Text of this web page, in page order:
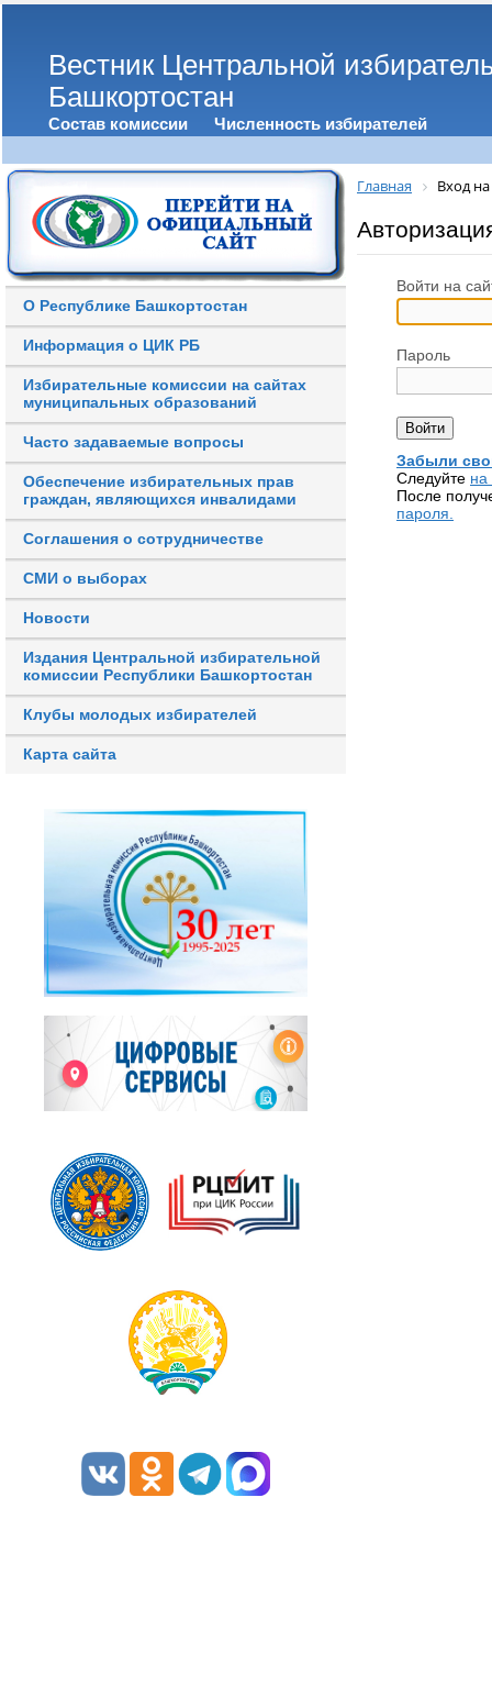
Вестник Центральной
Башкортостан
Состав комиссии Численность избирателей
О Республике Башкортостан
Информация о ЦИК РБ
Избирательные комиссии на сайтах
муниципальных образований
Часто задаваемые вопросы
Обеспечение избирательных прав
граждан, являющихся инвалидами
Соглашения о сотрудничестве
СМИ о выборах
Новости
Издания Центральной избирательной
комиссии Республики Башкортостан
Клубы молодых избирателей
Карта сайта
Главная Вход на
Войти на
Пароль
Забыли
Следуйте на
После
пароля.